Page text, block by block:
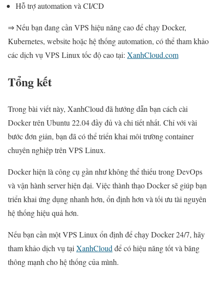
Hỗ trợ automation và CI/CD
⇒ Nếu bạn đang cần VPS hiệu năng cao để chạy Docker,
Kubernetes, website hoặc hệ thống automation, có thể tham khảo
các dịch vụ VPS Linux tốc độ cao tại: XanhCloud.com
Tổng kết
Trong bài viết này, XanhCloud đã hướng dẫn bạn cách cài
Docker trên Ubuntu 22.04 đầy đủ và chi tiết nhất. Chỉ với vài
bước đơn giản, bạn đã có thể triển khai môi trường container
chuyên nghiệp trên VPS Linux.
Docker hiện là công cụ gần như không thể thiếu trong DevOps
và vận hành server hiện đại. Việc thành thạo Docker sẽ giúp bạn
triển khai ứng dụng nhanh hơn, ổn định hơn và tối ưu tài nguyên
hệ thống hiệu quả hơn.
Nếu bạn cần một VPS Linux ổn định để chạy Docker 24/7, hãy
tham khảo dịch vụ tại XanhCloud để có hiệu năng tốt và băng
thông mạnh cho hệ thống của mình.